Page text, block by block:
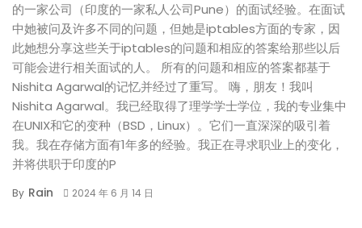
的一家公司（印度的一家私人公司Pune）的面试经验。在面试
中她被问及许多不同的问题，但她是iptables方面的专家，因
此她想分享这些关于iptables的问题和相应的答案给那些以后
可能会进行相关面试的人。 所有的问题和相应的答案都基于
Nishita Agarwal的记忆并经过了重写。 嗨，朋友！我叫
Nishita Agarwal。我已经取得了理学学士学位，我的专业集中
在UNIX和它的变种（BSD，Linux）。它们一直深深的吸引着
我。我在存储方面有1年多的经验。我正在寻求职业上的变化，
并将供职于印度的P
By Rain 2024 年 6 月 14 日